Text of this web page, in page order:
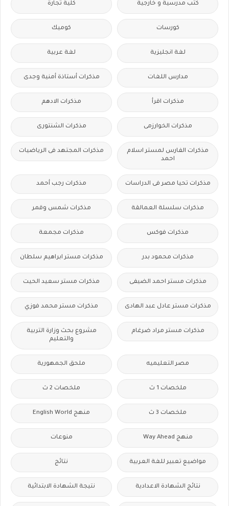
كتب مدرسية و خارجية كلية تجارة
كورسات كوميك
لغة انجليزية لغة عربية
مدارس اللغات مذكرات أستاذة أمنية وجدى
مذكرات اقرأ مذكرات الادهم
مذكرات الخوارزمى مذكرات الشنتورى
مذكرات الفارس لمستر اسلام
احمد
مذكرات المجتهد فى الرياضيات
مذكرات تحيا مصر فى الدراسات مذكرات رجب أحمد
مذكرات سلسلة العمالقة مذكرات شمس وقمر
مذكرات فوكس مذكرات مجمعة
مذكرات محمود بدر مذكرات مستر ابراهيم سلطان
مذكرات مستر احمد الضيفى مذكرات مستر سعيد الحيت
مذكرات مستر عادل عبد الهادى مذكرات مستر محمد فوزي
مذكرات مستر مراد ضرغام
مشروع بحث وزارة التربية
والتعليم
مصر التعليميه ملحق الجمهورية
ملخصات 1 ث ملخصات 2 ث
ملخصات 3 ث منهج English World
منهج Way Ahead منوعات
مواضيع تعبير للغة العربية نتائج
نتائج الشهادة الاعدادية نتيجة الشهادة الابتدائية